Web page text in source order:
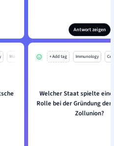
Antwort zeigen
Mo + Add tag Immunology
Welcher Staat spielte
Rolle bei der Gründung der
Zollunion?